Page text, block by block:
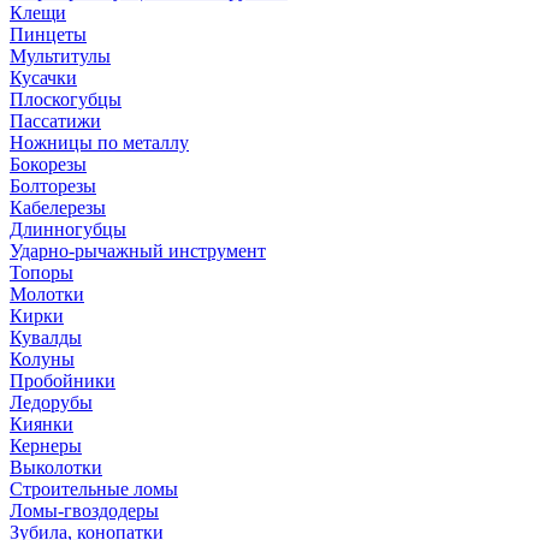
Клещи
Пинцеты
Мультитулы
Кусачки
Плоскогубцы
Пассатижи
Ножницы по металлу
Бокорезы
Болторезы
Кабелерезы
Длинногубцы
Ударно-рычажный инструмент
Топоры
Молотки
Кирки
Кувалды
Колуны
Пробойники
Ледорубы
Киянки
Кернеры
Выколотки
Строительные ломы
Ломы-гвоздодеры
Зубила, конопатки